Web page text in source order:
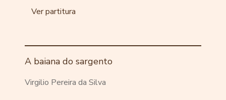
Ver partitura
A baiana do sargento
Virgilio Pereira da Silva